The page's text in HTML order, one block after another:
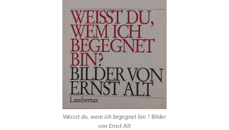
Weisst du, wem ich begegnet bin ? Bilder
von Ernst Alt